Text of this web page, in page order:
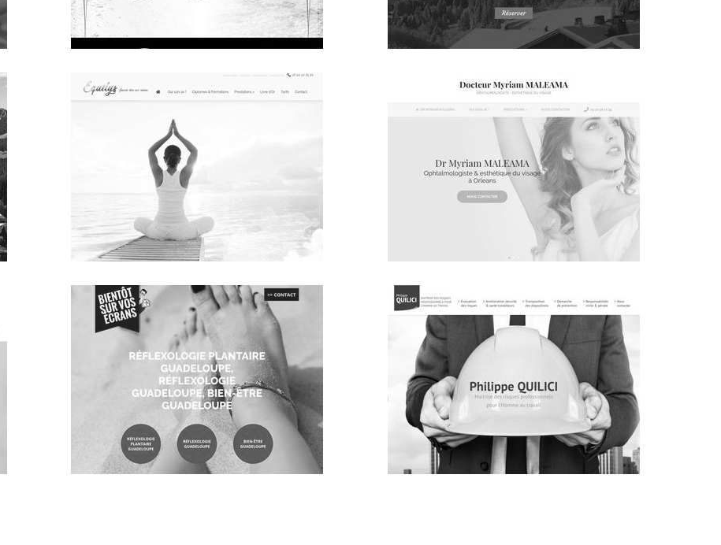
~383€/mois économisés d'annonces commerciales
~381€/mois économisés d'annonces commerciales ~319€/mois économisés d'annonces commerciales
~389€/mois économisés d'annonces commerciales
~338€/mois économisés d'annonces commerciales